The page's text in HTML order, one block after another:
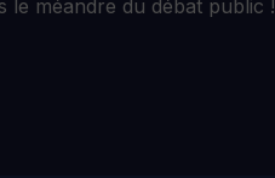
le méandre du débat public !